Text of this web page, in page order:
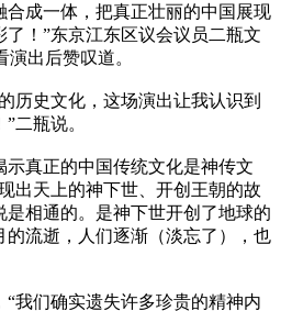
合成一体，把真正壮丽的中国展现
！”东京江东区议会议员二瓶文
演出后赞叹道。
历史文化，这场演出让我认识到
二瓶说。
真正的中国传统文化是神传文
出天上的神下世、开创王朝的故
相通的。是神下世开创了地球的
的流逝，人们逐渐（淡忘了），也
“我们确实遗失许多珍贵的精神内